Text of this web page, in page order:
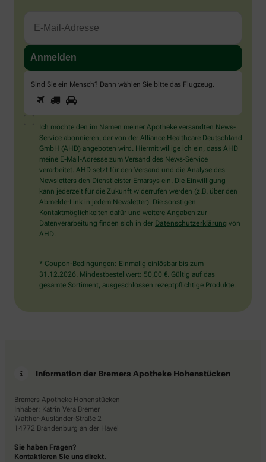
Sind Sie ein Mensch? Dann wählen Sie bitte das Flugzeug.
Sind
Sie
ein
Mensch?
Dann
wählen
Sie
bitte
das
Flugzeug.
1 2
Ich möchte den im Namen meiner Apotheke versandten News-
Service abonnieren, der von der Alliance Healthcare Deutschland
GmbH (AHD) angeboten wird. Hiermit willige ich ein, dass AHD
meine E-Mail-Adresse zum Versand des News-Service
verarbeitet. AHD setzt für den Versand und die Analyse des
Newsletters den Dienstleister Emarsys ein. Die Einwilligung
kann jederzeit für die Zukunft widerrufen werden (z.B. über den
Abmelde-Link in jedem Newsletter). Die sonstigen
Kontaktmöglichkeiten dafür und weitere Angaben zur
Datenverarbeitung finden sich in der Datenschutzerklärung von
AHD.
* Coupon-Bedingungen: Einmalig einlösbar bis zum
31.12.2026. Mindestbestellwert: 50,00 €. Gültig auf das
gesamte Sortiment, ausgeschlossen rezeptpflichtige Produkte.
Information der Bremers Apotheke Hohenstücken
Bremers Apotheke Hohenstücken
Inhaber: Katrin Vera Bremer
Walther-Ausländer-Straße 2
14772 Brandenburg an der Havel
Sie haben Fragen?
Kontaktieren Sie uns direkt.